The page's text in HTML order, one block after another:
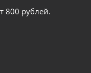
800 рублей.